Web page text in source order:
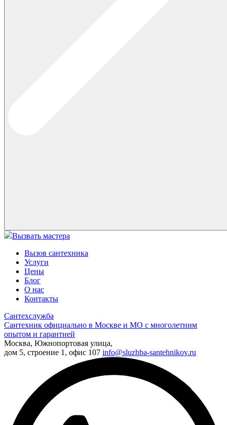
Вызвать мастера
Вызов сантехника
Услуги
Цены
Блог
О нас
Контакты
Сантехслужба
Сантехник официально в Москве и МО с многолетним
опытом и гарантией
Москва, Южнопортовая улица,
дом 5, строение 1, офис 107 info@sluzhba-santehnikov.ru